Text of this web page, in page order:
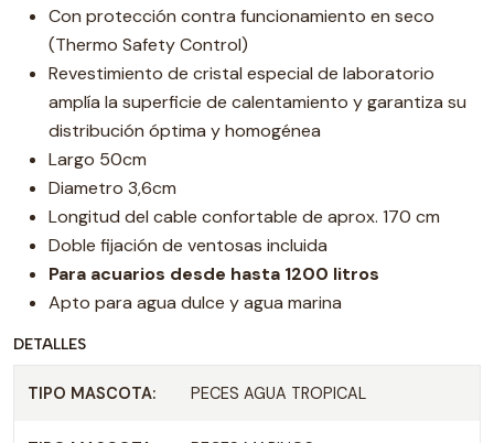
Con protección contra funcionamiento en seco
(Thermo Safety Control)
Revestimiento de cristal especial de laboratorio
amplía la superficie de calentamiento y garantiza su
distribución óptima y homogénea
Largo 50cm
Diametro 3,6cm
Longitud del cable confortable de aprox. 170 cm
Doble fijación de ventosas incluida
Para acuarios desde hasta 1200 litros
Apto para agua dulce y agua marina
DETALLES
TIPO MASCOTA: PECES AGUA TROPICAL